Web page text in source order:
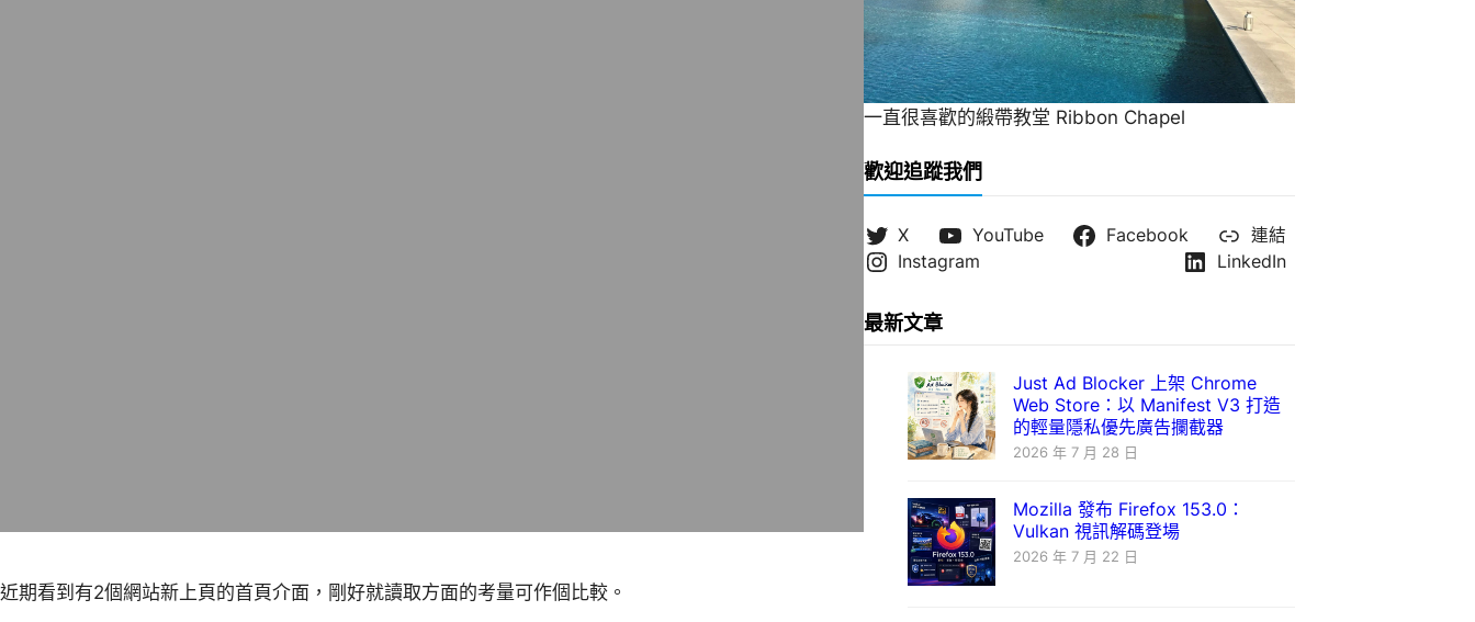
近期看到有2個網站新上頁的首頁介面，剛好就讀取方面的考量可作個比較。
一直很喜歡的緞帶教堂 Ribbon Chapel
歡迎追蹤我們
X YouTube Facebook
連結
Instagram
LinkedIn
最新文章
Just Ad Blocker 上架 Chrome
Web Store：以 Manifest V3 打造
的輕量隱私優先廣告攔截器
2026 年 7 月 28 日
Mozilla 發布 Firefox 153.0：
Vulkan 視訊解碼登場
2026 年 7 月 22 日